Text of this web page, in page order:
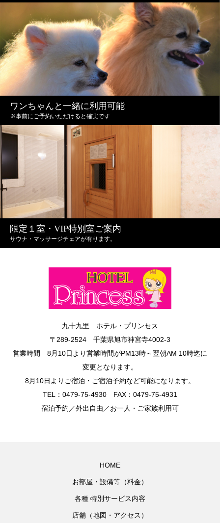
ワンちゃんと一緒に利用可能
※事前にご予約いただけると確実です
限定１室・VIP特別室ご案内
サウナ・マッサージチェアが有ります。
九十九里 ホテル・プリンセス
〒289-2524 千葉県旭市神宮寺4002-3
営業時間 8月10日より営業時間がPM13時～翌朝AM 10時迄に
変更となります。
8月10日よりご宿泊・ご宿泊予約など可能になります。
TEL：0479‐75‐4930 FAX：0479‐75‐4931
宿泊予約／外出自由／お一人・ご家族利用可
HOME
お部屋・設備等（料金）
各種 特別サービス内容
店舗（地図・アクセス）